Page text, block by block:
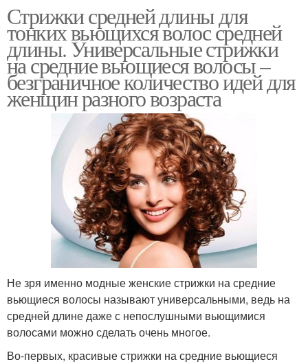
Стрижки средней длины для
тонких вьющихся волос средней
длины. Универсальные стрижки
на средние вьющиеся волосы –
безграничное количество идей для
женщин разного возраста
Не зря именно модные женские стрижки на средние
вьющиеся волосы называют универсальными, ведь на
средней длине даже с непослушными вьющимися
волосами можно сделать очень многое.
Во-первых, красивые стрижки на средние вьющиеся